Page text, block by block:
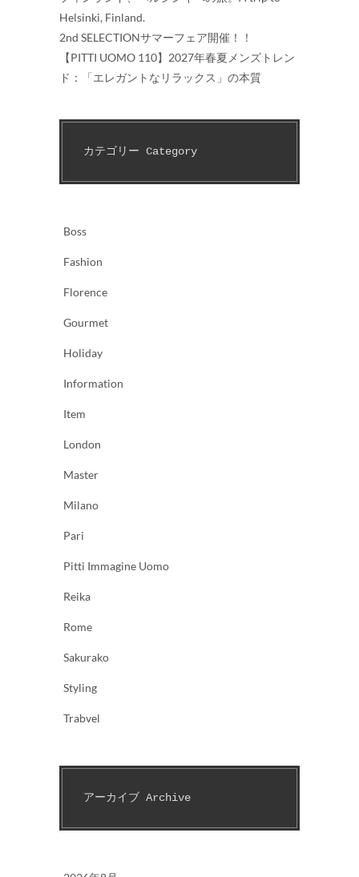
Helsinki, Finland.
2nd SELECTIONサマーフェア開催！！
【PITTI UOMO 110】2027年春夏メンズトレン
ド：「エレガントなリラックス」の本質
カテゴリー Category
Boss
Fashion
Florence
Gourmet
Holiday
Information
Item
London
Master
Milano
Pari
Pitti Immagine Uomo
Reika
Rome
Sakurako
Styling
Trabvel
アーカイブ Archive